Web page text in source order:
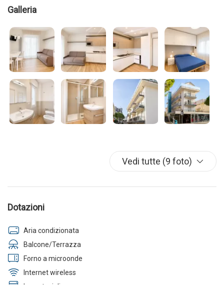
Galleria
Vedi tutte (9 foto)
Dotazioni
Aria condizionata
Balcone/Terrazza
Forno a microonde
Internet wireless
Lavastoviglie